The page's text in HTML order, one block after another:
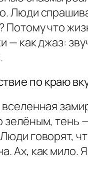
Люди
Потому что
— как джаз:
по краю
вселенная
зелёным, тень
говорят,
Ах, как